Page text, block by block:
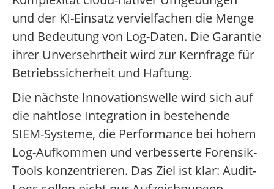
und der KI-Einsatz vervielfachen die Menge
und Bedeutung von Log-Daten. Die Garantie
ihrer Unversehrtheit wird zur Kernfrage für
Betriebssicherheit und Haftung.
Die nächste Innovationswelle wird sich auf
die nahtlose Integration in bestehende
SIEM-Systeme, die Performance bei hohem
Log-Aufkommen und verbesserte Forensik-
Tools konzentrieren. Das Ziel ist klar: Audit-